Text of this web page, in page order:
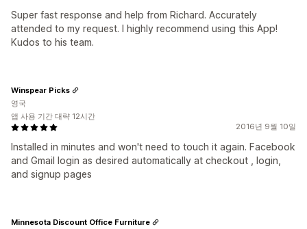
Super fast response and help from Richard. Accurately
attended to my request. I highly recommend using this App!
Kudos to his team.
2016년 9월 10일
Installed in minutes and won't need to touch it again. Facebook
and Gmail login as desired automatically at checkout , login,
and signup pages
Winspear Picks
영국
앱 사용 기간 대략 12시간
Minnesota Discount Office Furniture